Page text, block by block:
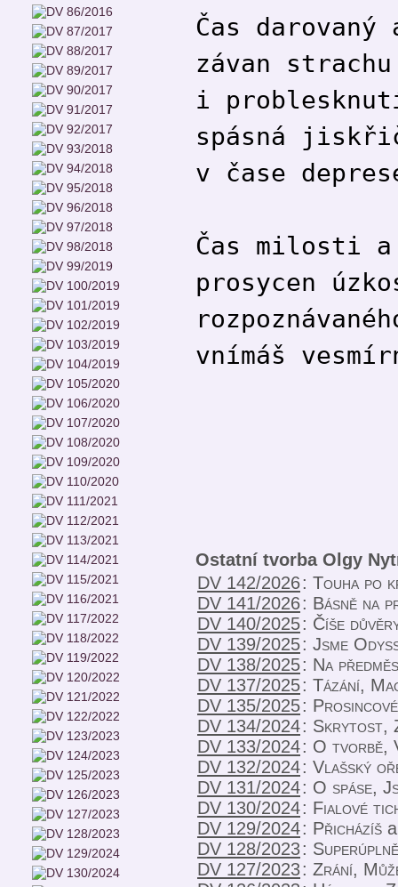
Čas darovaný
závan strachu
i
spásná
v čase
Čas milosti a
prosycen
vnímáš
Ostatní tvorba Olgy
DV 142/2026: Touha po
DV 141/2026: Básně na
DV 140/2025: Číše
DV 139/2025: Jsme
DV 138/2025: Na
DV 137/2025: Tázání,
DV 135/2025:
DV 134/2024: Skrytost,
DV 133/2024: O tvorbě,
DV 132/2024: Vlašský
DV 131/2024: O spáse,
DV 130/2024: Fialové
DV 129/2024: Přicházíš
DV 128/2023:
DV 127/2023: Zrání,